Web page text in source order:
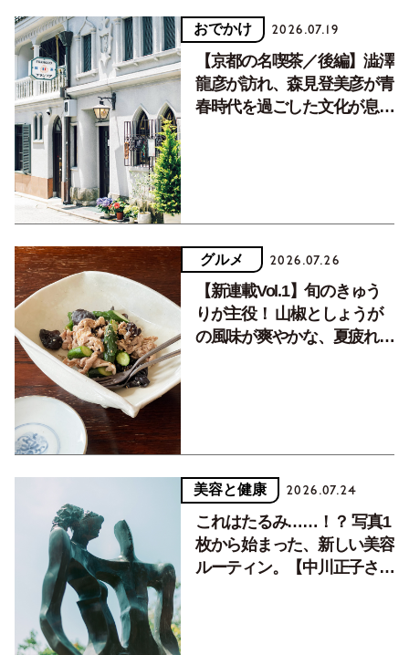
おでかけ 2026.07.19
【京都の名喫茶／後編】澁澤
龍彦が訪れ、森見登美彦が青
春時代を過ごした文化が息づ
グルメ 2026.07.26
【新連載Vol.1】旬のきゅう
りが主役！ 山椒としょうが
の風味が爽やかな、夏疲れを
美容と健康 2026.07.24
これはたるみ……！？ 写真1
枚から始まった、新しい美容
ルーティン。【中川正子さん